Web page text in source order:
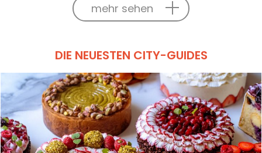
mehr sehen
DIE NEUESTEN CITY-GUIDES